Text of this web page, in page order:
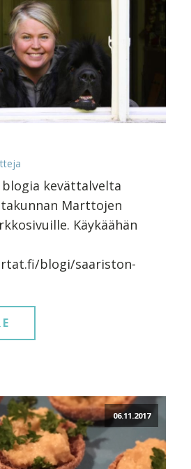
kevättalvelta
Marttojen
Käykäähän
blogi/saariston-
06.11.2017